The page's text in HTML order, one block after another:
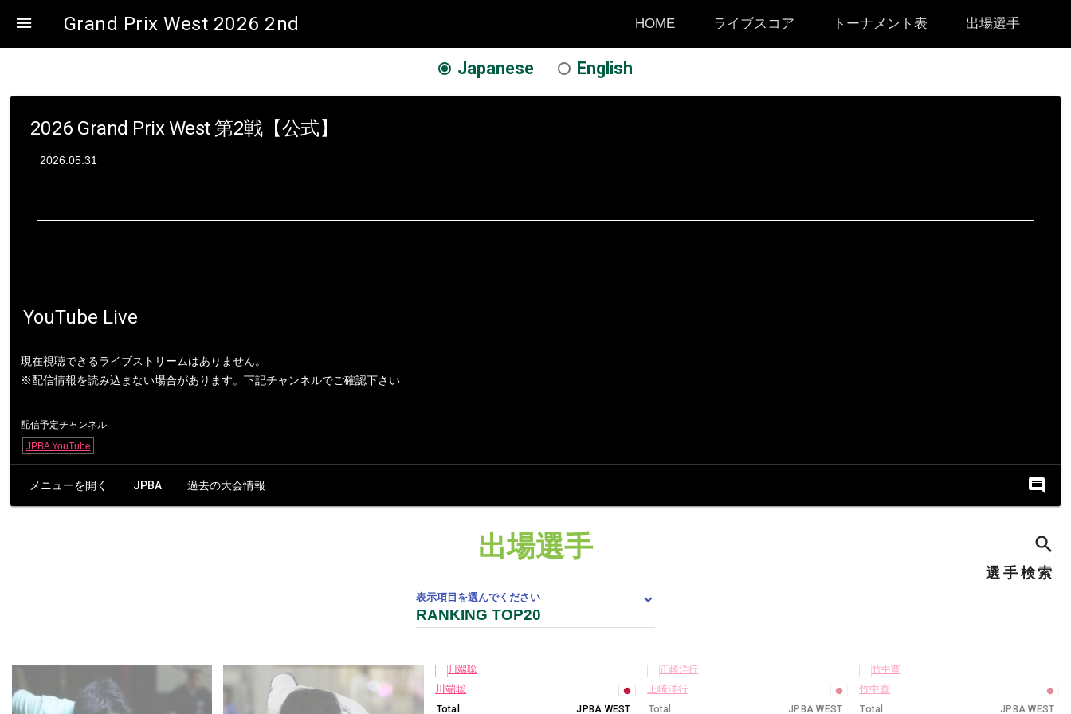
 Grand Prix West 2026 2nd HOME ライブスコア トーナメント表 出場選手
Japanese English
2026 Grand Prix West 第2戦【公式】
2026.05.31
YouTube Live
現在視聴できるライブストリームはありません。
※配信情報を読み込まない場合があります。下記チャンネルでご確認下さい
配信予定チャンネル
JPBA YouTube
メニューを開く JPBA 過去の大会情報 comment
出場選手 search
選手検索
表示項目を選んでください
川端聡
Total JPBA WEST
正崎洋行
Total JPBA WEST
竹中寛
Total JPBA WEST